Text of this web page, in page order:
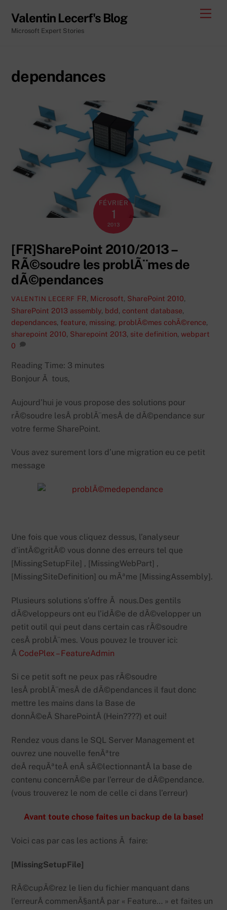
content
Valentin Lecerf's Blog
Microsoft Expert Stories
dependances
FÉVRIER
1
2013
[FR]SharePoint 2010/2013 –
RÃ©soudre les problÃ¨mes de
dÃ©pendances
VALENTIN LECERF FR, Microsoft, SharePoint 2010,
SharePoint 2013 assembly, bdd, content database,
dependances, feature, missing, problÃ©mes cohÃ©rence,
sharepoint 2010, Sharepoint 2013, site definition, webpart
0
Reading Time: 3 minutes
Bonjour Ã tous,
Aujourd’hui je vous propose des solutions pour
rÃ©soudre lesÂ problÃ¨mesÂ de dÃ©pendance sur
votre ferme SharePoint.
Vous avez surement lors d’une migration eu ce petit
message
Une fois que vous cliquez dessus, l’analyseur
d’intÃ©gritÃ© vous donne des erreurs tel que
[MissingSetupFile] , [MissingWebPart] ,
[MissingSiteDefinition] ou mÃªme [MissingAssembly].
Plusieurs solutions s’offre Ã nous.Des gentils
dÃ©veloppeurs ont eu l’idÃ©e de dÃ©velopper un
petit outil qui peut dans certain cas rÃ©soudre
cesÂ problÃ¨mes. Vous pouvez le trouver ici:
Â CodePlex – FeatureAdmin
Si ce petit soft ne peux pas rÃ©soudre
lesÂ problÃ¨mesÂ de dÃ©pendances il faut donc
mettre les mains dans la Base de
donnÃ©eÂ SharePointÂ (Hein????) et oui!
Rendez vous dans le SQL Server Management et
ouvrez une nouvelle fenÃªtre
deÂ requÃªteÂ enÂ sÃ©lectionnantÂ la base de
contenu concernÃ©e par l’erreur de dÃ©pendance.
(vous trouverez le nom de celle ci dans l’erreur)
Avant toute chose faites un backup de la base!
Voici cas par cas les actions Ã faire:
[MissingSetupFile]
RÃ©cupÃ©rez le lien du fichier manquant dans
l’erreurÂ commenÃ§antÂ par « Feature… » et faites un